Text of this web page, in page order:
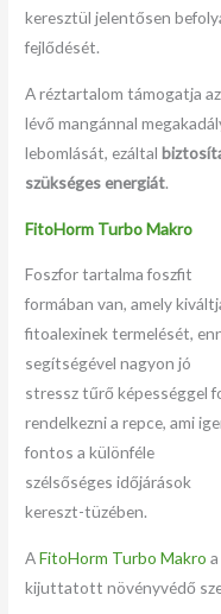
keresztül jelentősen
fejlődését.
A réztartalom támogatja
lévő mangánnal
lebomlását, ezáltal
szükséges energiát.
FitoHorm Turbo Makro
Foszfor tartalma foszfit
formában van, amely
fitoalexinek termelését,
segítségével nagyon jó
stressz tűrő képességgel
rendelkezni a repce, ami
fontos a különféle
szélsőséges időjárások
kereszt-tüzében.
AFitoHorm Turbo Makro a
kijuttatott növényvédő